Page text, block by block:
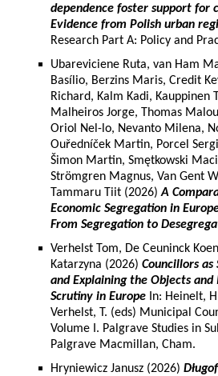
dependence foster support for
Evidence from Polish urban
Research Part A: Policy and
Ubareviciene Ruta, van Ham
Basílio, Berzins Maris, Credit
Richard, Kalm Kadi, Kauppinen
Malheiros Jorge, Thomas
Oriol Nel-lo, Nevanto Milena,
Ouředníček Martin, Porcel
Šimon Martin, Smętkowski
Strömgren Magnus, Van Gent
Tammaru Tiit (2026)A
Economic Segregation in
From Segregation to
Verhelst Tom, De Ceuninck
Katarzyna (2026) Councillors
and Explaining the Objects
Scrutiny in Europe In: Heinelt,
Verhelst, T. (eds) Municipal
Volume I. Palgrave Studies in
Palgrave Macmillan, Cham.
Hryniewicz Janusz (2026)